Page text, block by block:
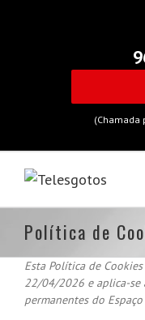
(Chamada
Política de
Esta Política de
22/04/2026 e aplica-se
permanentes do